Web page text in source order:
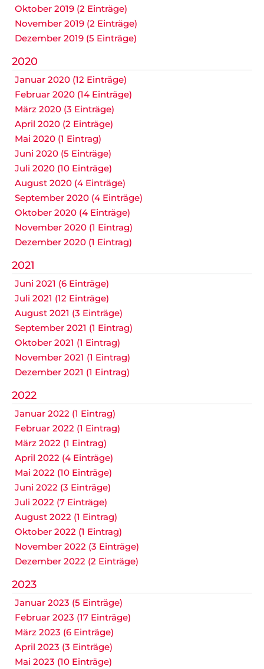
Oktober 2019 (2 Einträge)
November 2019 (2 Einträge)
Dezember 2019 (5 Einträge)
2020
Januar 2020 (12 Einträge)
Februar 2020 (14 Einträge)
März 2020 (3 Einträge)
April 2020 (2 Einträge)
Mai 2020 (1 Eintrag)
Juni 2020 (5 Einträge)
Juli 2020 (10 Einträge)
August 2020 (4 Einträge)
September 2020 (4 Einträge)
Oktober 2020 (4 Einträge)
November 2020 (1 Eintrag)
Dezember 2020 (1 Eintrag)
2021
Juni 2021 (6 Einträge)
Juli 2021 (12 Einträge)
August 2021 (3 Einträge)
September 2021 (1 Eintrag)
Oktober 2021 (1 Eintrag)
November 2021 (1 Eintrag)
Dezember 2021 (1 Eintrag)
2022
Januar 2022 (1 Eintrag)
Februar 2022 (1 Eintrag)
März 2022 (1 Eintrag)
April 2022 (4 Einträge)
Mai 2022 (10 Einträge)
Juni 2022 (3 Einträge)
Juli 2022 (7 Einträge)
August 2022 (1 Eintrag)
Oktober 2022 (1 Eintrag)
November 2022 (3 Einträge)
Dezember 2022 (2 Einträge)
2023
Januar 2023 (5 Einträge)
Februar 2023 (17 Einträge)
März 2023 (6 Einträge)
April 2023 (3 Einträge)
Mai 2023 (10 Einträge)
Navigation
überspringen
Anfahrt Impressum